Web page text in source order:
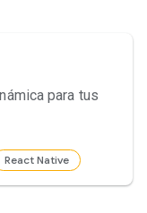
para tus
React Native